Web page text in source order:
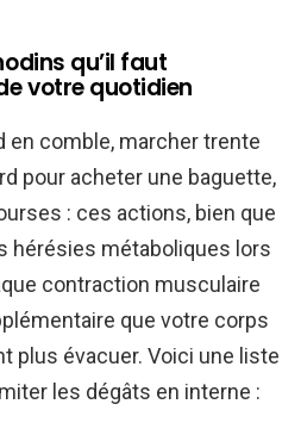
qu’il faut
votre quotidien
en comble, marcher trente
pour acheter une baguette,
: ces actions, bien que
hérésies métaboliques lors
contraction musculaire
que votre corps
plus évacuer. Voici une liste
les dégâts en interne :